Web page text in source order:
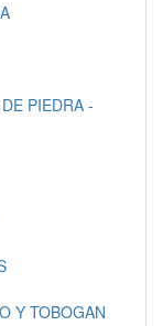
PIEDRA -
Y TOBOGAN